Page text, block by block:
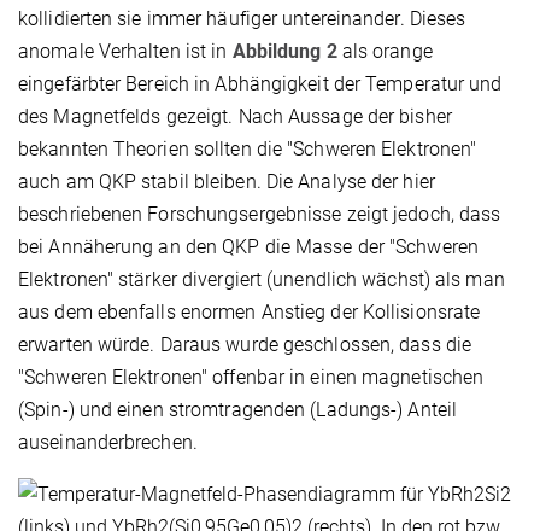
kollidierten sie immer häufiger untereinander. Dieses
anomale Verhalten ist in Abbildung 2als orange
eingefärbter Bereich in Abhängigkeit der Temperatur und
des Magnetfelds gezeigt. Nach Aussage der bisher
bekannten Theorien sollten die "Schweren Elektronen"
auch am QKP stabil bleiben. Die Analyse der hier
beschriebenen Forschungsergebnisse zeigt jedoch, dass
bei Annäherung an den QKP die Masse der "Schweren
Elektronen" stärker divergiert (unendlich wächst) als man
aus dem ebenfalls enormen Anstieg der Kollisionsrate
erwarten würde. Daraus wurde geschlossen, dass die
"Schweren Elektronen" offenbar in einen magnetischen
(Spin-) und einen stromtragenden (Ladungs-) Anteil
auseinanderbrechen.